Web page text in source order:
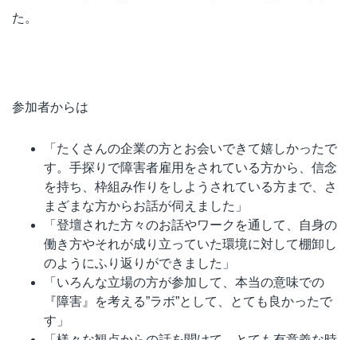
た。
参加者からは
「たくさんの企業の方とお会いできて嬉しかったで
す。手探りで障害者雇用をされている方から、信念
を持ち、枠組み作りをしようされている方まで、さ
まざまな方からお話が伺えました」
「登壇された方々のお話やワークを通して、自身の
働き方やそれが成り立っていた環境に対して棚卸し
のようにふり返りができました」
「いろんな立場の方が参加して、本当の意味での
『障害』を考える”ラボ”として、とても良かったで
す」